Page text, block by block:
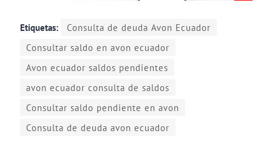
Etiquetas:
Consulta de deuda Avon Ecuador
Consultar saldo en avon ecuador
Avon ecuador saldos pendientes
avon ecuador consulta de saldos
Consultar saldo pendiente en avon
Consulta de deuda avon ecuador